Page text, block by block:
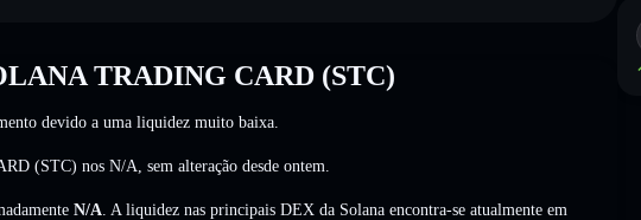
TRADING CARD (STC)
devido a uma liquidez muito baixa.
(STC) nos N/A sem alteração desde ontem.
N/A . A liquidez nas principais DEX da Solana encontra-se atualmente em